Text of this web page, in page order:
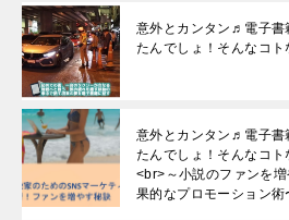
意外とカンタン♬電子書
たんでしょ！そんなコト
意外とカンタン♬電子書
たんでしょ！そんなコト
<br>～小説のファンを
果的なプロモーション術